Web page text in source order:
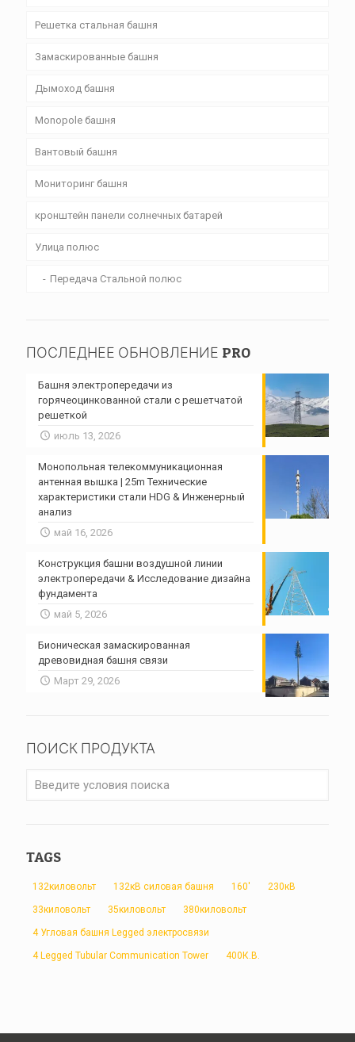
Решетка стальная башня
Замаскированные башня
Дымоход башня
Monopole башня
Вантовый башня
Мониторинг башня
кронштейн панели солнечных батарей
Улица полюс
Передача Стальной полюс
ПОСЛЕДНЕЕ ОБНОВЛЕНИЕ PRO
Башня электропередачи из
горячеоцинкованной стали с решетчатой ​​
решеткой
июль 13, 2026
Монопольная телекоммуникационная
антенная вышка | 25m Технические
характеристики стали HDG & Инженерный
анализ
май 16, 2026
Конструкция башни воздушной линии
электропередачи & Исследование дизайна
фундамента
май 5, 2026
Бионическая замаскированная
древовидная башня связи
Март 29, 2026
ПОИСК ПРОДУКТА
TAGS
132киловольт 132кВ силовая башня 160' 230кВ
33киловольт 35киловольт 380киловольт
4 Угловая башня Legged электросвязи
4 Legged Tubular Communication Tower 400К.В.